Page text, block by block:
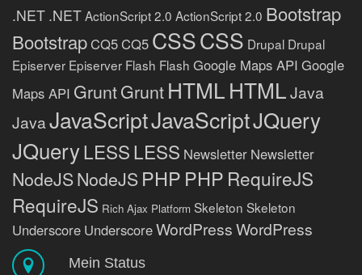
.NET .NETActionScript 2.0 ActionScript 2.0 Bootstrap
BootstrapCQ5CQ5 CSSCSS Drupal Drupal
Episerver Episerver Flash Flash Google Maps API Google
Maps API GruntGruntHTMLHTMLJava
JavaJavaScriptJavaScriptJQuery
JQueryLESSLESS Newsletter Newsletter
NodeJSNodeJSPHP PHP RequireJS
RequireJS Rich Ajax Platform Skeleton Skeleton
Underscore UnderscoreWordPressWordPress
Mein Status